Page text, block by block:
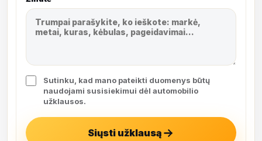
Sutinku, kad mano pateikti duomenys būtų
naudojami susisiekimui dėl automobilio
užklausos.
Siųsti užklausą